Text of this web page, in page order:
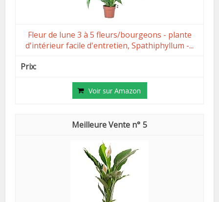
Fleur de lune 3 à 5 fleurs/bourgeons - plante
d'intérieur facile d'entretien, Spathiphyllum -...
Voir sur Amazon
5